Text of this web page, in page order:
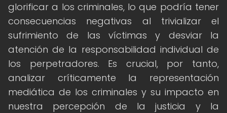
glorificar a los criminales, lo que podría tener
consecuencias negativas al trivializar el
sufrimiento de las víctimas y desviar la
atención de la responsabilidad individual de
los perpetradores. Es crucial, por tanto,
analizar críticamente la representación
mediática de los criminales y su impacto en
nuestra percepción de la justicia y la